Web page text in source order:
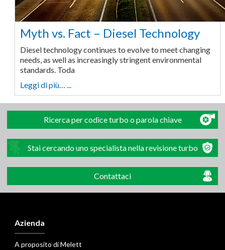
Myth vs. Fact – Diesel Technology
Diesel technology continues to evolve to meet changing
needs, as well as increasingly stringent environmental
standards. Toda
Leggi di più… ...
Ricerca per codice turbo o parola chiave
Stai cercando uno specialista nella revisione turbo
Contattaci
Azienda
A proposito di Melett